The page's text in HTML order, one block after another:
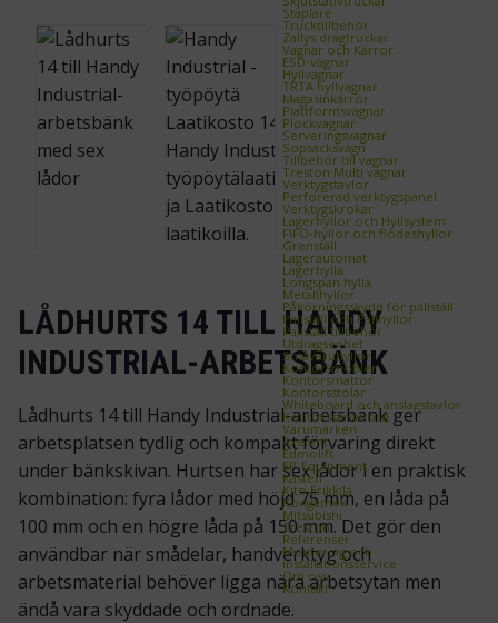
Staplare
Trucktillbehör
Zallys dragtruckar
Vagnar och Kärror
ESD‑vagnar
Hyllvagnar
TRTA hyllvagnar
Magasinkärror
Plattformsvagnar
Plockvagnar
Serveringsvagnar
Sopsäcksvagn
Tillbehör till vagnar
Treston Multi vagnar
Verktygstavlor
Perforerad verktygspanel
Verktygskrokar
Lagerhyllor och Hyllsystem
FIFO‑hyllor och flödeshyllor
Grenställ
Lagerautomat
Lagerhylla
Longspan hylla
Metallhyllor
Påkörningsskydd för pallställ
Pallställ och Pallhyllor
Pallställ tillbehör
Utdragsenhet
Småvaruhyllor
Kontorsmöbler
Kontorsmattor
Kontorsstolar
Whiteboard och anslagstavlor
Kontorsskrivbord
Varumärken
Axelent
Edmolift
EP-Equipment
Kasten
Kito Erikkilä
Kongamek
Mitsubishi
Treston
Referenser
Montering och
installationsservice
Om oss
Kontakt
LÅDHURTS 14 TILL HANDY
INDUSTRIAL-ARBETSBÄNK
Lådhurts 14 till Handy Industrial-arbetsbänk ger
arbetsplatsen tydlig och kompakt förvaring direkt
under bänkskivan. Hurtsen har sex lådor i en praktisk
kombination: fyra lådor med höjd 75 mm, en låda på
100 mm och en högre låda på 150 mm. Det gör den
användbar när smådelar, handverktyg och
arbetsmaterial behöver ligga nära arbetsytan men
ändå vara skyddade och ordnade.